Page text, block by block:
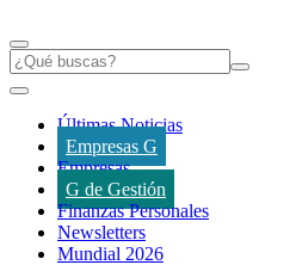
Últimas Noticias
Empresas G
Empresas
G de Gestión
Finanzas Personales
Newsletters
Mundial 2026